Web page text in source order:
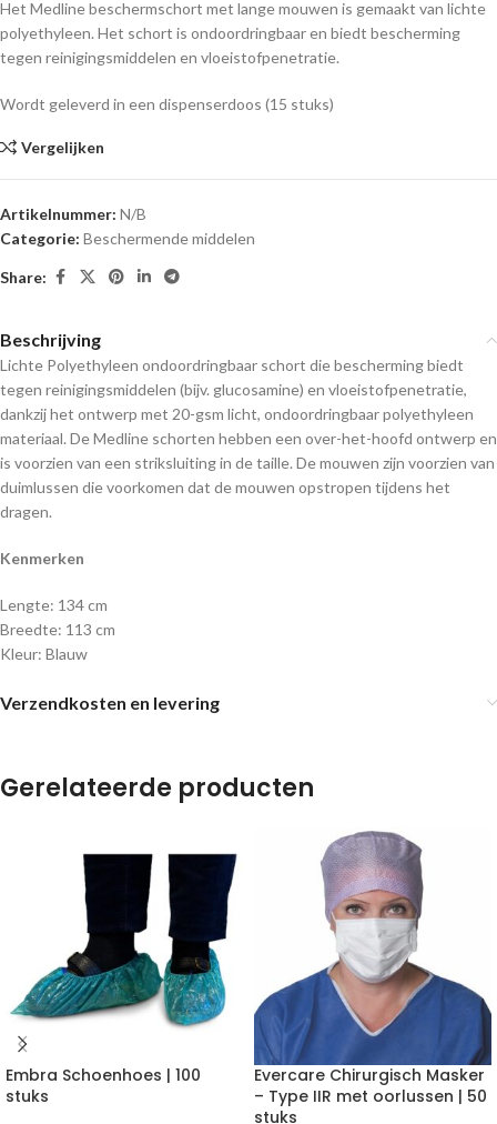
Het Medline beschermschort met lange mouwen is gemaakt van lichte
polyethyleen. Het schort is ondoordringbaar en biedt bescherming
tegen reinigingsmiddelen en vloeistofpenetratie.
Wordt geleverd in een dispenserdoos (15 stuks)
Vergelijken
Artikelnummer: N/B
Categorie: Beschermende middelen
Share:
Beschrijving
Lichte Polyethyleen ondoordringbaar schort die bescherming biedt
tegen reinigingsmiddelen (bijv. glucosamine) en vloeistofpenetratie,
dankzij het ontwerp met 20-gsm licht, ondoordringbaar polyethyleen
materiaal. De Medline schorten hebben een over-het-hoofd ontwerp en
is voorzien van een striksluiting in de taille. De mouwen zijn voorzien van
duimlussen die voorkomen dat de mouwen opstropen tijdens het
dragen.
Kenmerken
Lengte: 134 cm
Breedte: 113 cm
Kleur: Blauw
Verzendkosten en levering
Gerelateerde producten
Embra Schoenhoes | 100
stuks
Evercare Chirurgisch Masker
– Type IIR met oorlussen | 50
stuks